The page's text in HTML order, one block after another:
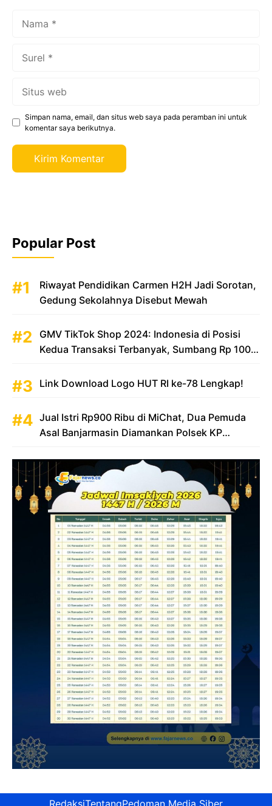
Simpan nama, email, dan situs web saya pada peramban ini untuk
komentar saya berikutnya.
Popular Post
Riwayat Pendidikan Carmen H2H Jadi Sorotan,
Gedung Sekolahnya Disebut Mewah
GMV TikTok Shop 2024: Indonesia di Posisi
Kedua Transaksi Terbanyak, Sumbang Rp 100
Link Download Logo HUT RI ke-78 Lengkap!
Jual Istri Rp900 Ribu di MiChat, Dua Pemuda
Asal Banjarmasin Diamankan Polsek KP
RedaksiTentangPedoman Media Siber